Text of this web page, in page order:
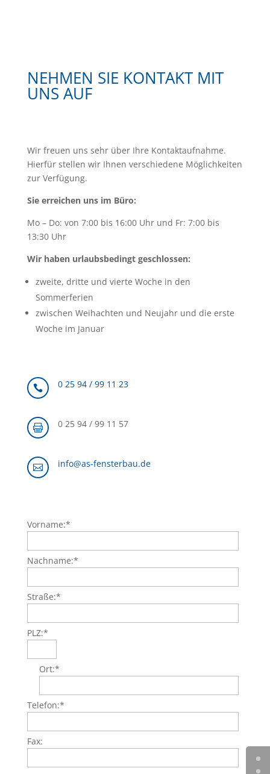
NEHMEN SIE KONTAKT MIT
UNS AUF
Wir freuen uns sehr über Ihre Kontaktaufnahme.
Hierfür stellen wir Ihnen verschiedene Möglichkeiten
zur Verfügung.
Sie erreichen uns im Büro:
Mo – Do: von 7:00 bis 16:00 Uhr und Fr: 7:00 bis
13:30 Uhr
Wir haben urlaubsbedingt geschlossen:
zweite, dritte und vierte Woche in den
Sommerferien
zwischen Weihachten und Neujahr und die erste
Woche im Januar
 0 25 94 / 99 11 23
 0 25 94 / 99 11 57
 info@as-fensterbau.de
Vorname:*
Nachname:*
Straße:*
PLZ:*
Ort:*
Telefon:*
Fax: